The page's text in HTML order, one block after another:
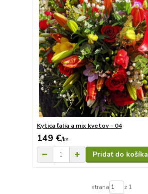
Kytica ľalia a mix kvetov - 04
149 €/ks
Pridať do košíka
strana z 1